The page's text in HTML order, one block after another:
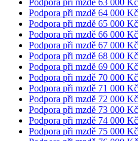
Podpora při mzdě 63 000 Kč
Podpora při mzdě 64 000 Kč
Podpora při mzdě 65 000 Kč
Podpora při mzdě 66 000 Kč
Podpora při mzdě 67 000 Kč
Podpora při mzdě 68 000 Kč
Podpora při mzdě 69 000 Kč
Podpora při mzdě 70 000 Kč
Podpora při mzdě 71 000 Kč
Podpora při mzdě 72 000 Kč
Podpora při mzdě 73 000 Kč
Podpora při mzdě 74 000 Kč
Podpora při mzdě 75 000 Kč